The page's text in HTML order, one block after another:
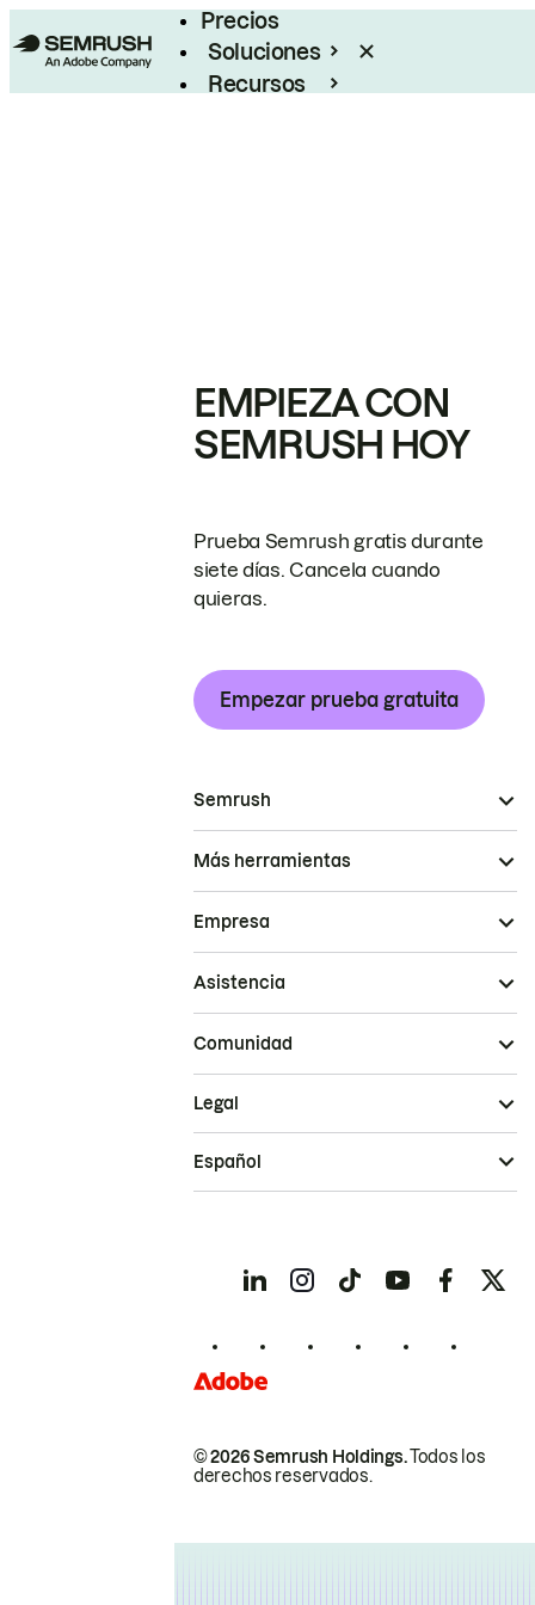
Precios
Soluciones
Recursos
EMPIEZA CON
SEMRUSH HOY
Prueba Semrush gratis durante
siete días. Cancela cuando
quieras.
Empezar prueba gratuita
Semrush
Más herramientas
Empresa
Asistencia
Comunidad
© 2026 Semrush Holdings.Todos los
derechos reservados.
Legal
Español